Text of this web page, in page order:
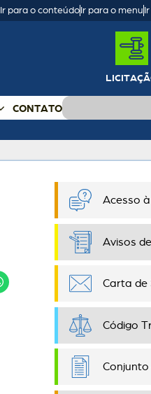
Ir para o conteúdoIr para o menu
CONTATO
Acesso
Avisos
Carta de
Código